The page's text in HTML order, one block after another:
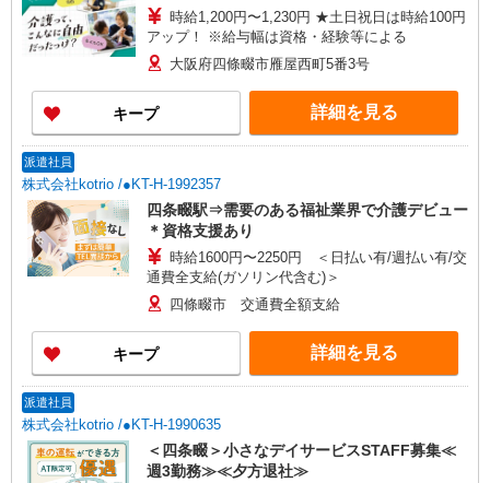
時給1,200円〜1,230円 ★土日祝日は時給100円
アップ！ ※給与幅は資格・経験等による
大阪府四條畷市雁屋西町5番3号
キープ 詳細を見る
派遣社員
株式会社kotrio /●KT-H-1992357
四条畷駅⇒需要のある福祉業界で介護デビュー
＊資格支援あり
時給1600円〜2250円 ＜日払い有/週払い有/交
通費全支給(ガソリン代含む)＞
四條畷市 交通費全額支給
キープ 詳細を見る
派遣社員
株式会社kotrio /●KT-H-1990635
＜四条畷＞小さなデイサービスSTAFF募集≪
週3勤務≫≪夕方退社≫